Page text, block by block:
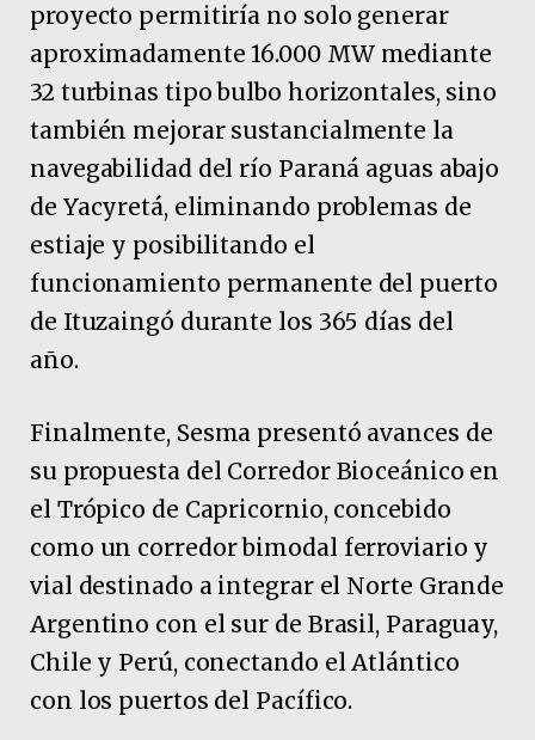
proyecto permitiría no solo generar
aproximadamente 16.000 MW mediante
32 turbinas tipo bulbo horizontales, sino
también mejorar sustancialmente la
navegabilidad del río Paraná aguas abajo
de Yacyretá, eliminando problemas de
estiaje y posibilitando el
funcionamiento permanente del puerto
de Ituzaingó durante los 365 días del
año.
Finalmente, Sesma presentó avances de
su propuesta del Corredor Bioceánico en
el Trópico de Capricornio, concebido
como un corredor bimodal ferroviario y
vial destinado a integrar el Norte Grande
Argentino con el sur de Brasil, Paraguay,
Chile y Perú, conectando el Atlántico
con los puertos del Pacífico.